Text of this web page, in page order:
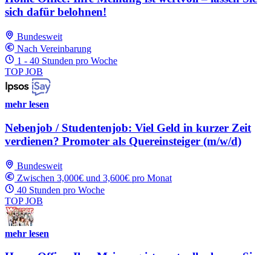
sich dafür belohnen!
Bundesweit
Nach Vereinbarung
1 - 40 Stunden pro Woche
TOP JOB
mehr lesen
Nebenjob / Studentenjob: Viel Geld in kurzer Zeit
verdienen? Promoter als Quereinsteiger (m/w/d)
Bundesweit
Zwischen 3,000€ und 3,600€ pro Monat
40 Stunden pro Woche
TOP JOB
mehr lesen